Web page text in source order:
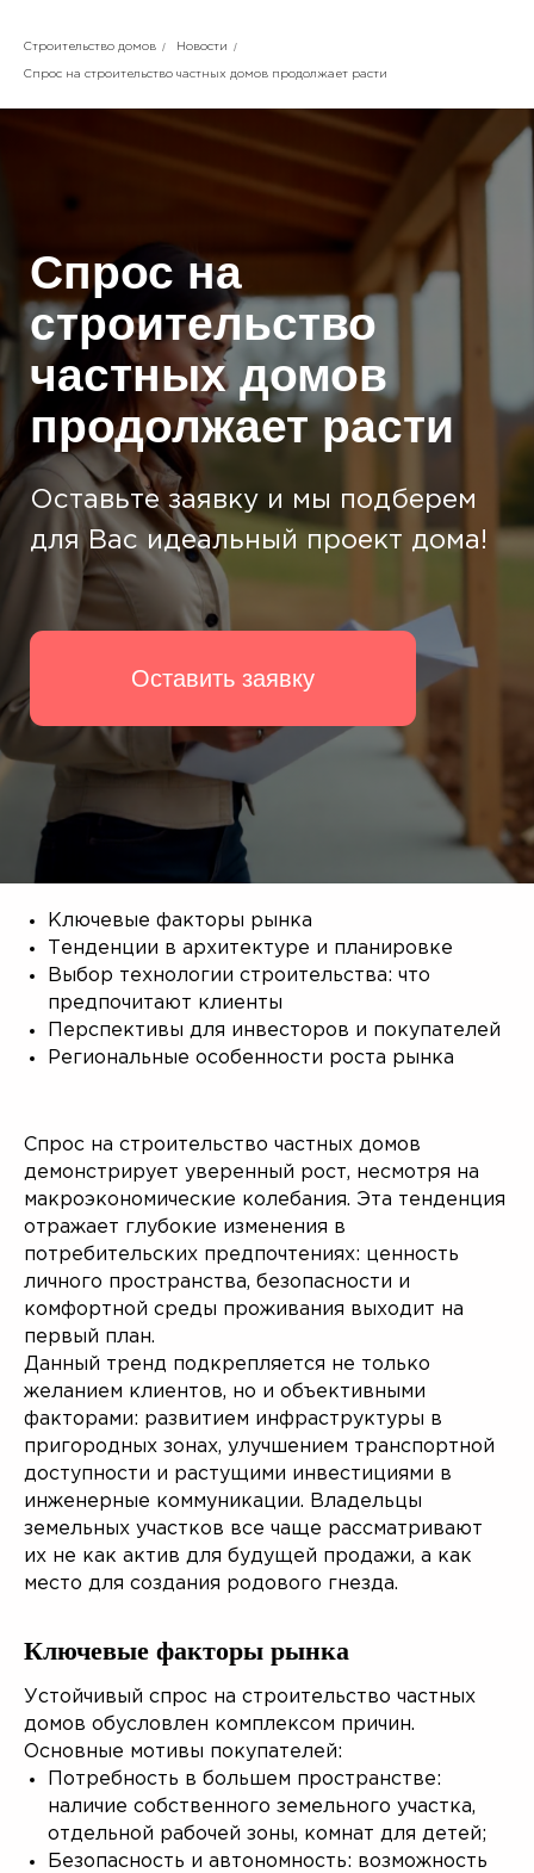
Строительство домов / Новости /
Спрос на строительство частных домов продолжает расти
Оставить заявку
Оставьте заявку и мы подберем
для Вас идеальный проект дома!
Спрос на
частных домов
продолжает расти
Ключевые факторы рынка
Тенденции в архитектуре и планировке
Выбор технологии строительства: что
предпочитают клиенты
Перспективы для инвесторов и покупателей
Региональные особенности роста рынка
Спрос на строительство частных домов
демонстрирует уверенный рост, несмотря на
макроэкономические колебания. Эта тенденция
отражает глубокие изменения в
потребительских предпочтениях: ценность
личного пространства, безопасности и
комфортной среды проживания выходит на
первый план.
Данный тренд подкрепляется не только
желанием клиентов, но и объективными
факторами: развитием инфраструктуры в
пригородных зонах, улучшением транспортной
доступности и растущими инвестициями в
инженерные коммуникации. Владельцы
земельных участков все чаще рассматривают
их не как актив для будущей продажи, а как
место для создания родового гнезда.
Ключевые факторы рынка
Устойчивый спрос на строительство частных
домов обусловлен комплексом причин.
Основные мотивы покупателей:
Потребность в большем пространстве:
наличие собственного земельного участка,
отдельной рабочей зоны, комнат для детей;
Безопасность и автономность: возможность